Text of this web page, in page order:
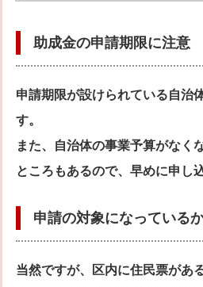
助成金の申請期限に注意
申請期限が設けられている自治
す。
また、自治体の事業予算がなく
ところもあるので、早めに申し
申請の対象になっている
当然ですが、区内に住民票があ